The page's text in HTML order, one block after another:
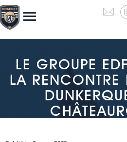
LE GROUPE
LA RENCONTRE